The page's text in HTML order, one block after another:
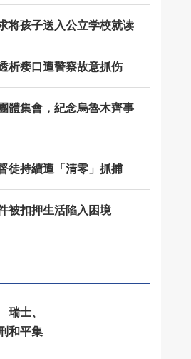
将孩子送入公立学校就读
析瘘口遭警察故意抓伤
體集會，紀念烏魯木齊事
徒持續遭「清零」抓捕
被扣押生活陷入困境
士、
和平集